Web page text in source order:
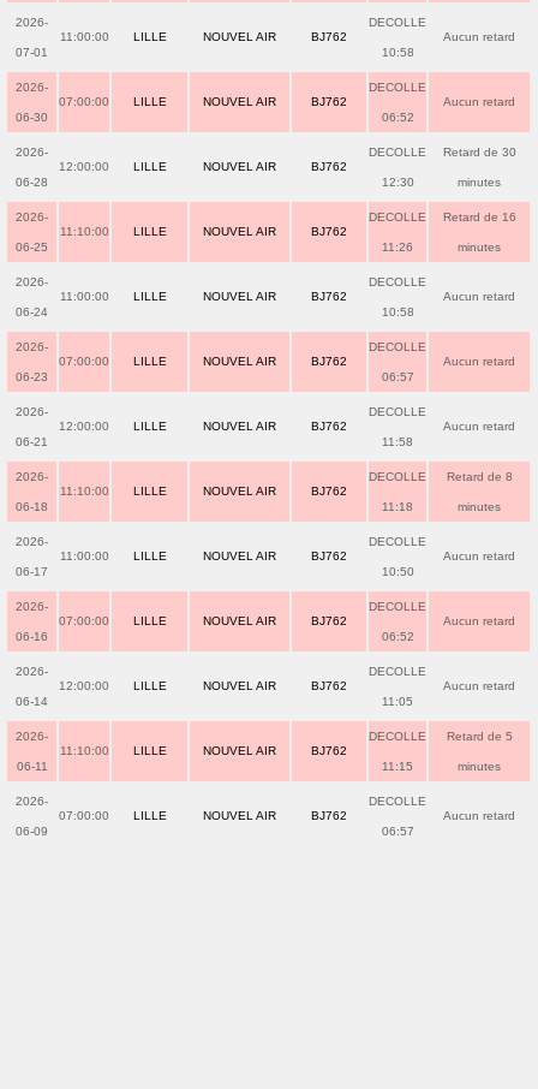
2026-
07-01
11:00:00 LILLE NOUVEL AIR BJ762
DECOLLE
10:58
Aucun retard
2026-
06-30
07:00:00 LILLE NOUVEL AIR BJ762
DECOLLE
06:52
Aucun retard
2026-
06-28
12:00:00 LILLE NOUVEL AIR BJ762
DECOLLE
12:30
Retard de 30
minutes
2026-
06-25
11:10:00 LILLE NOUVEL AIR BJ762
DECOLLE
11:26
Retard de 16
minutes
2026-
06-24
11:00:00 LILLE NOUVEL AIR BJ762
DECOLLE
10:58
Aucun retard
2026-
06-23
07:00:00 LILLE NOUVEL AIR BJ762
DECOLLE
06:57
Aucun retard
2026-
06-21
12:00:00 LILLE NOUVEL AIR BJ762
DECOLLE
11:58
Aucun retard
2026-
06-18
11:10:00 LILLE NOUVEL AIR BJ762
DECOLLE
11:18
Retard de 8
minutes
2026-
06-17
11:00:00 LILLE NOUVEL AIR BJ762
DECOLLE
10:50
Aucun retard
2026-
06-16
07:00:00 LILLE NOUVEL AIR BJ762
DECOLLE
06:52
Aucun retard
2026-
06-14
12:00:00 LILLE NOUVEL AIR BJ762
DECOLLE
11:05
Aucun retard
2026-
06-11
11:10:00 LILLE NOUVEL AIR BJ762
DECOLLE
11:15
Retard de 5
minutes
2026-
06-09
07:00:00 LILLE NOUVEL AIR BJ762
DECOLLE
06:57
Aucun retard